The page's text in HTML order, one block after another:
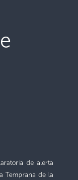
de alerta
Temprana de la